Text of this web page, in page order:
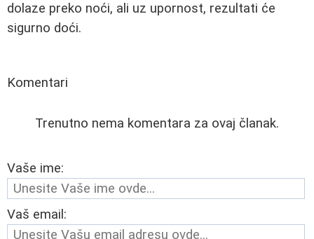
dolaze preko noći, ali uz upornost, rezultati će
sigurno doći.
Komentari
Trenutno nema komentara za ovaj članak.
Vaše ime:
Vaš email: